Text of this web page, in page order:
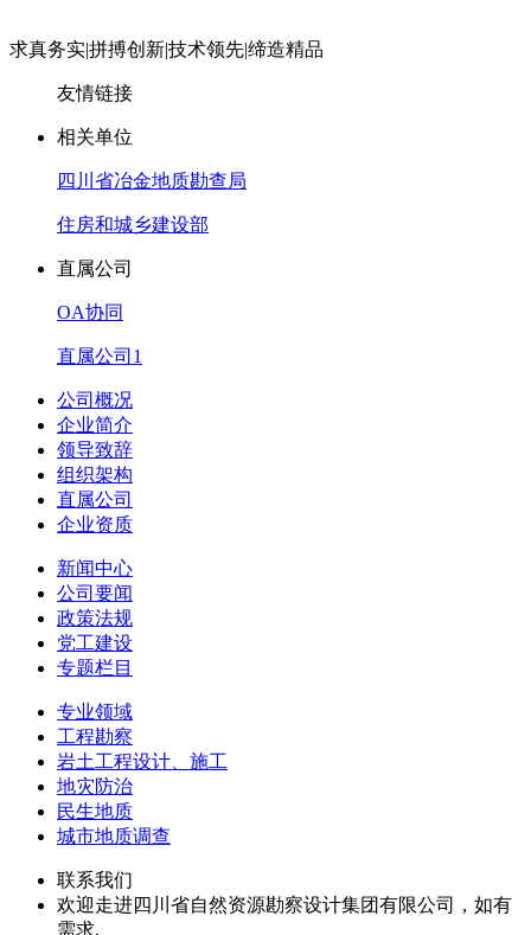
求真务实|拼搏创新|技术领先|缔造精品
友情链接
相关单位
四川省冶金地质勘查局
住房和城乡建设部
直属公司
OA协同
直属公司1
公司概况
企业简介
领导致辞
组织架构
直属公司
企业资质
新闻中心
公司要闻
政策法规
党工建设
专题栏目
专业领域
工程勘察
岩土工程设计、施工
地灾防治
民生地质
城市地质调查
联系我们
欢迎走进四川省自然资源勘察设计集团有限公司，如有
需求,